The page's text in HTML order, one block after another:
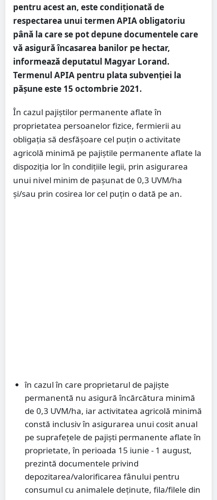
pentru acest an, este condiționată de
respectarea unui termen APIA obligatoriu
până la care se pot depune documentele care
vă asigură încasarea banilor pe hectar,
informează deputatul Magyar Lorand.
Termenul APIA pentru plata subvenției la
pășune este 15 octombrie 2021.
În cazul pajiștilor permanente aflate în
proprietatea persoanelor fizice, fermierii au
obligaţia să desfăşoare cel puţin o activitate
agricolă minimă pe pajiştile permanente aflate la
dispoziţia lor în condiţiile legii, prin asigurarea
unui nivel minim de paşunat de 0,3 UVM/ha
şi/sau prin cosirea lor cel puţin o dată pe an.
în cazul în care proprietarul de pajiște
permanentă nu asigură încărcătura minimă
de 0,3 UVM/ha, iar activitatea agricolă minimă
constă inclusiv în asigurarea unui cosit anual
pe suprafeţele de pajiști permanente aflate în
proprietate, în perioada 15 iunie - 1 august,
prezintă documentele privind
depozitarea/valorificarea fânului pentru
consumul cu animalele deținute, fila/filele din